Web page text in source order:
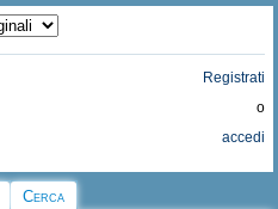
Registrati
o
accedi
Cerca